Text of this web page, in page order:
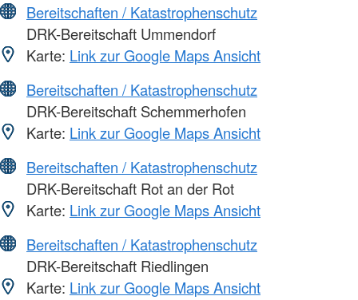
Bereitschaften / Katastrophenschutz
DRK-Bereitschaft Ummendorf
Karte: Link zur Google Maps Ansicht
Bereitschaften / Katastrophenschutz
DRK-Bereitschaft Schemmerhofen
Karte: Link zur Google Maps Ansicht
Bereitschaften / Katastrophenschutz
DRK-Bereitschaft Rot an der Rot
Karte: Link zur Google Maps Ansicht
Bereitschaften / Katastrophenschutz
DRK-Bereitschaft Riedlingen
Karte: Link zur Google Maps Ansicht